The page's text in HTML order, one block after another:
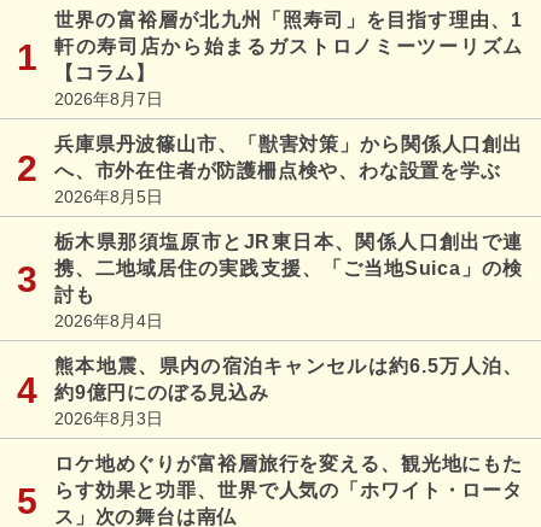
世界の富裕層が北九州「照寿司」を目指す理由、1
軒の寿司店から始まるガストロノミーツーリズム
【コラム】
2026年8月7日
兵庫県丹波篠山市、「獣害対策」から関係人口創出
へ、市外在住者が防護柵点検や、わな設置を学ぶ
2026年8月5日
栃木県那須塩原市とJR東日本、関係人口創出で連
携、二地域居住の実践支援、「ご当地Suica」の検
討も
2026年8月4日
熊本地震、県内の宿泊キャンセルは約6.5万人泊、
約9億円にのぼる見込み
2026年8月3日
ロケ地めぐりが富裕層旅行を変える、観光地にもた
らす効果と功罪、世界で人気の「ホワイト・ロータ
ス」次の舞台は南仏